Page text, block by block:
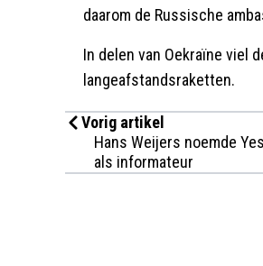
daarom de Russische
In delen van Oekraïne viel
langeafstandsraketten.
Vorig artikel
Hans Weijers noemde
als informateur